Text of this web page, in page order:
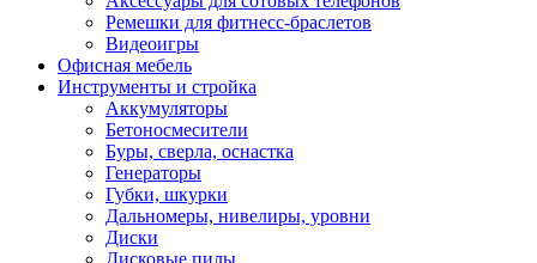
Ремешки для фитнесс-браслетов
Видеоигры
Офисная мебель
Инструменты и стройка
Аккумуляторы
Бетоносмесители
Буры, сверла, оснастка
Генераторы
Губки, шкурки
Дальномеры, нивелиры, уровни
Диски
Дисковые пилы